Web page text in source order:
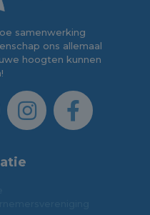
samenwerking
ons allemaal
hoogten kunnen